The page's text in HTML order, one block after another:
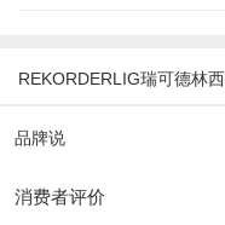
REKORDERLIG瑞可德林
品牌说
消费者评价